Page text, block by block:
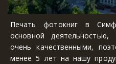
Печать фотокниг в
основной
очень качественными,
менее 5 лет на нашу